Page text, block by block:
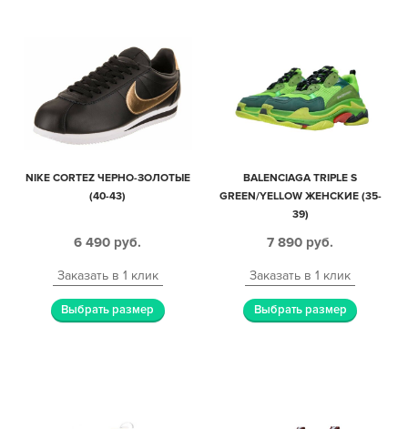
NIKE CORTEZ ЧЕРНО-ЗОЛОТЫЕ
(40-43)
6 490 руб.
Заказать в 1 клик
Выбрать размер
BALENCIAGA TRIPLE S
GREEN/YELLOW ЖЕНСКИЕ (35-
39)
7 890 руб.
Заказать в 1 клик
Выбрать размер